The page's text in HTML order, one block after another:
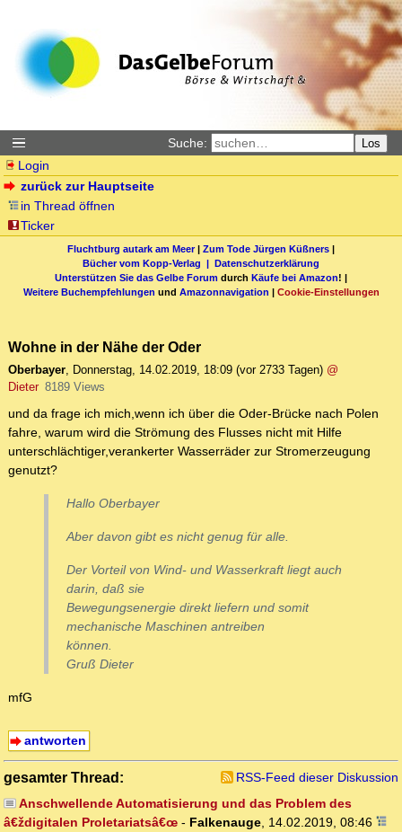
Suche: Los
Login
zurück zur Hauptseite
in Thread öffnen
Ticker
Fluchtburg autark am Meer| Zum Tode Jürgen Küßners |
Bücher vom Kopp-Verlag | Datenschutzerklärung
Unterstützen Sie das Gelbe Forum durch Käufe bei Amazon! |
Weitere Buchempfehlungen und Amazonnavigation | Cookie-Einstellungen
Wohne in der Nähe der Oder
Oberbayer, Donnerstag, 14.02.2019, 18:09 (vor 2733 Tagen) @
Dieter 8189 Views
und da frage ich mich,wenn ich über die Oder-Brücke nach Polen
fahre, warum wird die Strömung des Flusses nicht mit Hilfe
unterschlächtiger,verankerter Wasserräder zur Stromerzeugung
genutzt?
Hallo Oberbayer
Aber davon gibt es nicht genug für alle.
Der Vorteil von Wind- und Wasserkraft liegt auch
darin, daß sie
Bewegungsenergie direkt liefern und somit
mechanische Maschinen antreiben
können.
Gruß Dieter
mfG
antworten
gesamter Thread:
RSS-Feed dieser Diskussion
Anschwellende Automatisierung und das Problem des
â€ždigitalen Proletariatsâ€œ - Falkenauge, 14.02.2019, 08:46